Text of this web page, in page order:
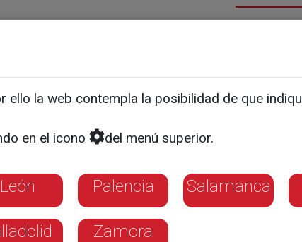
de Músicos
la web contempla la posibilidad de que
en el icono
del menú superior.
León Palencia Salamanca
Zamora